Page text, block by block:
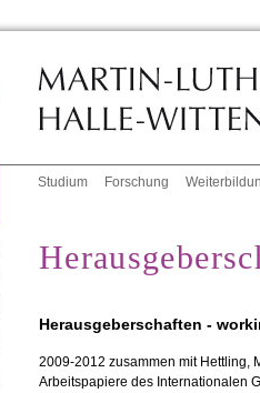
Studium Forschung
Herausgeberschaften -
2009-2012 zusammen mit Hettling,
Arbeitspapiere des Internationalen